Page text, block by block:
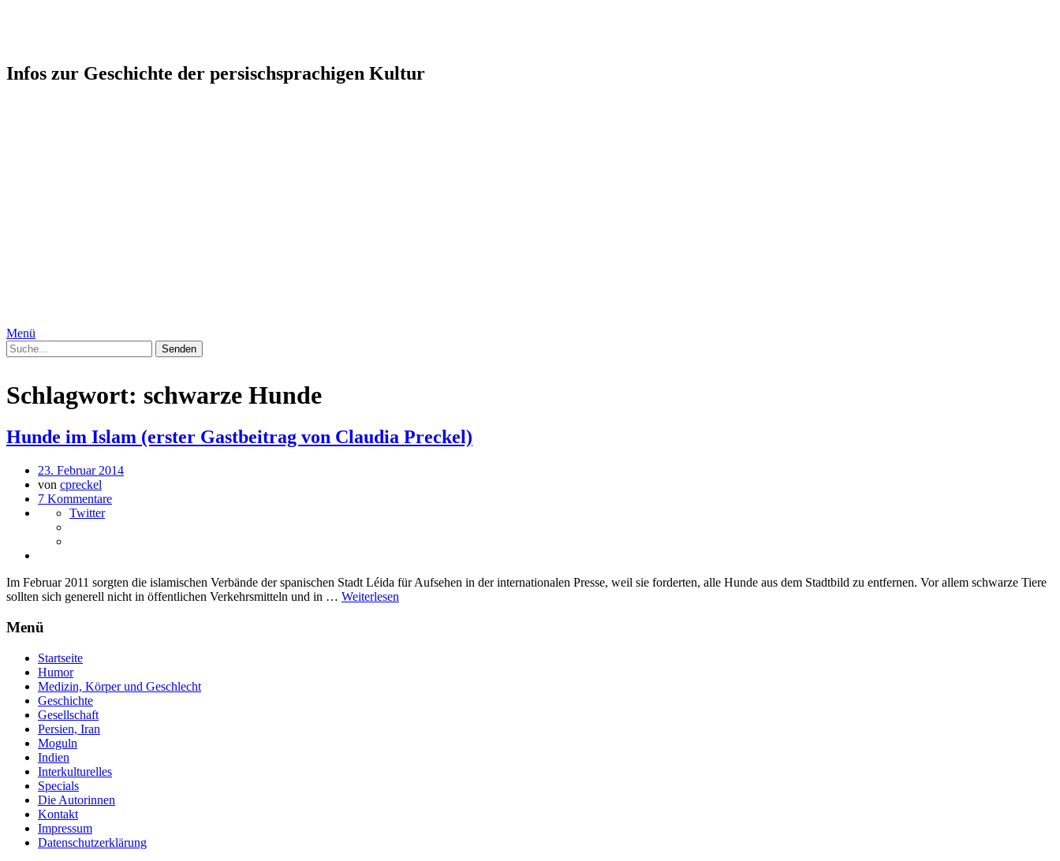
Infos zur Geschichte der persischsprachigen Kultur
Menü
Schlagwort: schwarze Hunde
Hunde im Islam (erster Gastbeitrag von Claudia Preckel)
23. Februar 2014
von cpreckel
7 Kommentare
Twitter
Im Februar 2011 sorgten die islamischen Verbände der spanischen Stadt Léida für Aufsehen in der internationalen Presse, weil sie forderten, alle Hunde aus dem Stadtbild zu entfernen. Vor allem schwarze Tiere
sollten sich generell nicht in öffentlichen Verkehrsmitteln und in … Weiterlesen
Menü
Startseite
Humor
Medizin, Körper und Geschlecht
Geschichte
Gesellschaft
Persien, Iran
Moguln
Indien
Interkulturelles
Specials
Die Autorinnen
Kontakt
Impressum
Datenschutzerklärung